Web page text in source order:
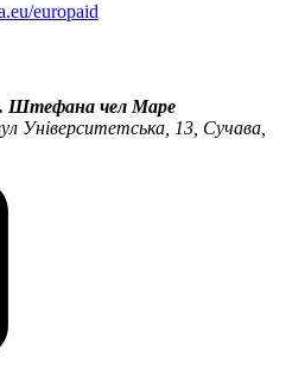
europaid
Штефана чел Маре
Університетська, 13, Сучава,